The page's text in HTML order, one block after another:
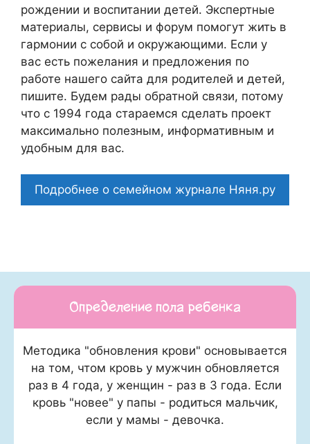
рождении и воспитании детей. Экспертные
материалы, сервисы и форум помогут жить в
гармонии с собой и окружающими. Если у
вас есть пожелания и предложения по
работе нашего сайта для родителей и детей,
пишите. Будем рады обратной связи, потому
что c 1994 года стараемся сделать проект
максимально полезным, информативным и
удобным для вас.
Подробнее о семейном журнале Няня.ру
Определение пола ребенка
Методика "обновления крови" основывается
на том, чтом кровь у мужчин обновляется
раз в 4 года, у женщин - раз в 3 года. Если
кровь "новее" у папы - родиться мальчик,
если у мамы - девочка.